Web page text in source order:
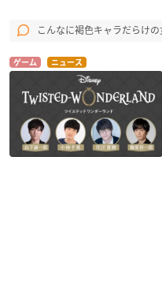
こんなに褐色キャラだらけの
ゲーム ニュース